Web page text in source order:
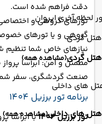
لحظه آخری ایروان
هتل گردی
هتل گردی(مشاهده همه)
های داخلی
هتل های داخلی(مشاهده همه)
دقت فراهم شده است.
تورهای گروهی و
گروهی و یا تورهای
نیازهای خاص شما تنظیم
مطمئن و امن: ابرآسا
صنعت گردشگری، سفر
برنامه تور برزیل 1404
تور برزیل 1404
با ابرآسا